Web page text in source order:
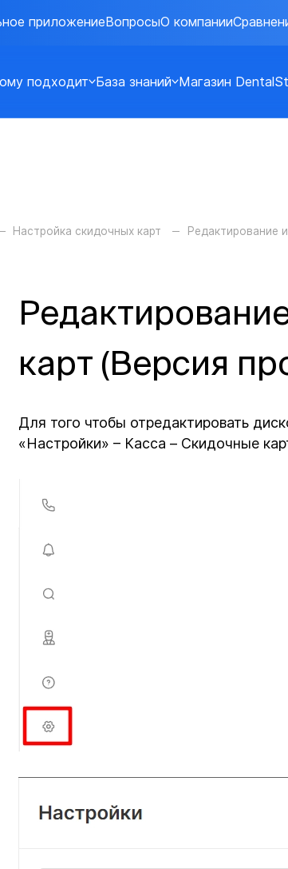
приложениеВопросыО компании
подходит База знаний Магазин
Настройка скидочных карт Редактирование
карт (Версия
Для того чтобы отредактировать
«Настройки» – Касса – Скидочные